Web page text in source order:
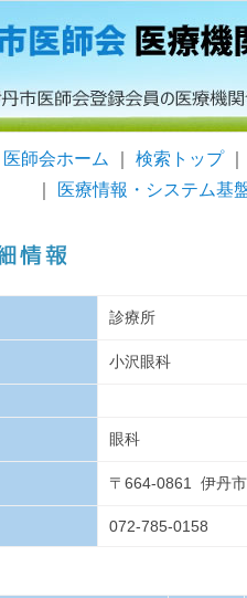
医師会ホーム 検索トップ
医療情報・システム基
診療所
小沢眼科
眼科
〒664-0861 伊丹
072-785-0158